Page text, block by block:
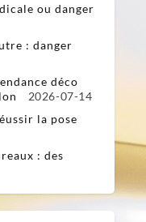
ou danger
: danger
déco
2026-07-14
la pose
: des